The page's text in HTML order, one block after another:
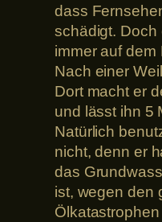
dass
schädigt. Doch
immer auf dem
Nach einer
Dort macht er
und lässt ihn 5
Natürlich
nicht, denn er
das
ist, wegen den